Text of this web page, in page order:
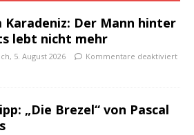
Karadeniz: Der Mann hinter
lebt nicht mehr
5. August 2026 Kommentare deaktiviert
„Die Brezel“ von Pascal